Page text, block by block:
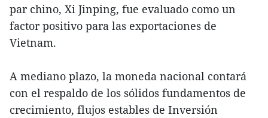
par chino, Xi Jinping, fue evaluado como un
factor positivo para las exportaciones de
Vietnam.
A mediano plazo, la moneda nacional contará
con el respaldo de los sólidos fundamentos de
crecimiento, flujos estables de Inversión